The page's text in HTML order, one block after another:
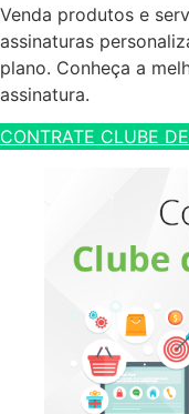
Venda produtos e
assinaturas
plano. Conheça a
assinatura.
CONTRATE CLUBE